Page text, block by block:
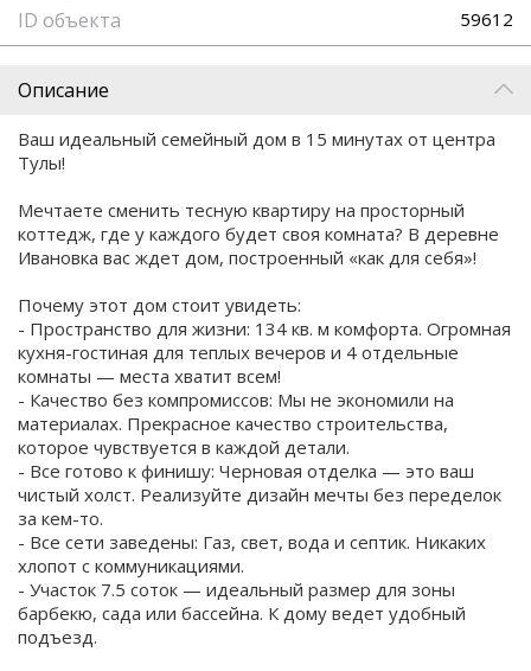
ID объекта 59612
Описание
Ваш идеальный семейный дом в 15 минутах от центра
Тулы!
Мечтаете сменить тесную квартиру на просторный
коттедж, где у каждого будет своя комната? В деревне
Ивановка вас ждет дом, построенный «как для себя»!
Почему этот дом стоит увидеть:
- Пространство для жизни: 134 кв. м комфорта. Огромная
кухня-гостиная для теплых вечеров и 4 отдельные
комнаты — места хватит всем!
- Качество без компромиссов: Мы не экономили на
материалах. Прекрасное качество строительства,
которое чувствуется в каждой детали.
- Все готово к финишу: Черновая отделка — это ваш
чистый холст. Реализуйте дизайн мечты без переделок
за кем-то.
- Все сети заведены: Газ, свет, вода и септик. Никаких
хлопот с коммуникациями.
- Участок 7.5 соток — идеальный размер для зоны
барбекю, сада или бассейна. К дому ведет удобный
подъезд.